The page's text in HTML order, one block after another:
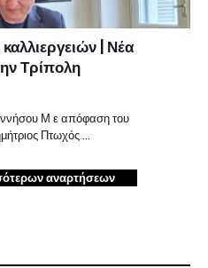
| Νέα
Τρίπολη
Μ ε απόφαση του
Πτωχός …
αναρτήσεων